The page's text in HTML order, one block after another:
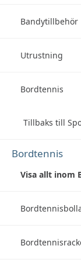
Bandytillbehör
Utrustning
Bordtennis
Tillbaks till
Bordtennis
Visa allt inom